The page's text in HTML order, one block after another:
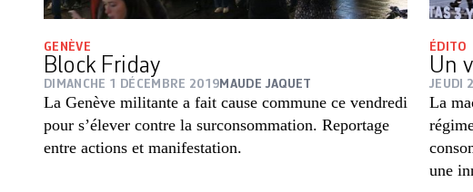
GENÈVE
Block Friday
DIMANCHE 1 DÉCEMBRE 2019 MAUDE JAQUET
La Genève militante a fait cause commune ce vendredi
pour s’élever contre la surconsommation. Reportage
entre actions et manifestation.
ÉDITO
Un
JEUDI
La
une